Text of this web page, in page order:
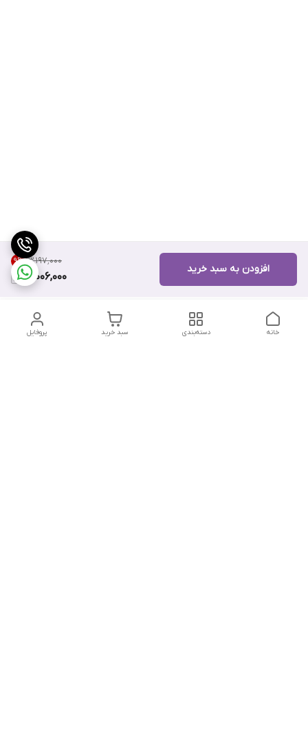
۱۳٬۱۹۷٬۰۰۰ 9%
12,006,000
افزودن به سبد خرید
پروفایل سبد خرید دسته‌بندی خانه